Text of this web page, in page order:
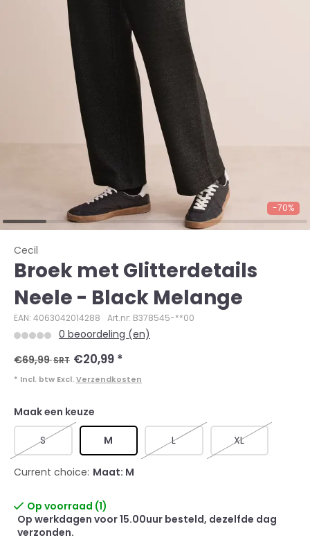
-70%
Cecil
Broek met Glitterdetails
Neele - Black Melange
EAN: 4063042014288 Art.nr: B378545-**00
0 beoordeling (en)
€69,99SRT €20,99 *
* Incl. btw Excl. Verzendkosten
Maak een keuze
S M L XL
Current choice: Maat: M
Op voorraad (1)
Op werkdagen voor 15.00uur besteld, dezelfde dag
verzonden.